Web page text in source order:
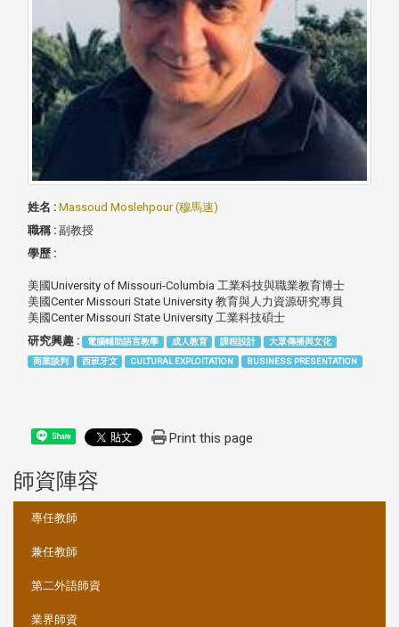
姓名 : Massoud Moslehpour (穆馬速)
職稱 : 副教授
學歷 :
美國University of Missouri-Columbia 工業科技與職業教育博士
美國Center Missouri State University 教育與人力資源研究專員
美國Center Missouri State University 工業科技碩士
研究興趣 :
電腦輔助語言教學 成人教育 課程設計
大眾傳播與文化
商業談判
西班牙文 CULTURAL EXPLOITATION BUSINESS PRESENTATION
Share Print this page
師資陣容
專任教師
兼任教師
第二外語師資
業界師資